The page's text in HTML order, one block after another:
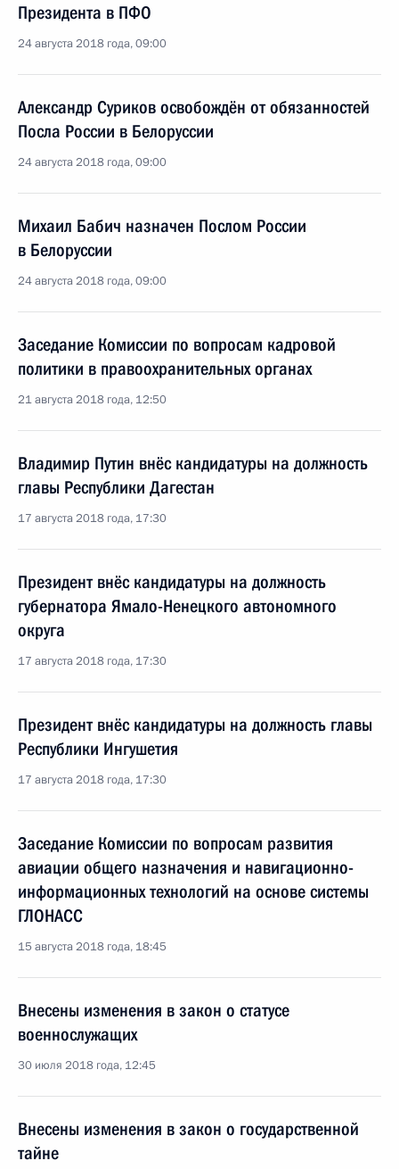
Президента в ПФО
24 августа 2018 года, 09:00
Александр Суриков освобождён от обязанностей
Посла России в Белоруссии
24 августа 2018 года, 09:00
Михаил Бабич назначен Послом России
в Белоруссии
24 августа 2018 года, 09:00
Заседание Комиссии по вопросам кадровой
политики в правоохранительных органах
21 августа 2018 года, 12:50
Владимир Путин внёс кандидатуры на должность
главы Республики Дагестан
17 августа 2018 года, 17:30
Президент внёс кандидатуры на должность
губернатора Ямало-Ненецкого автономного
округа
17 августа 2018 года, 17:30
Президент внёс кандидатуры на должность главы
Республики Ингушетия
17 августа 2018 года, 17:30
Заседание Комиссии по вопросам развития
авиации общего назначения и навигационно-
информационных технологий на основе системы
ГЛОНАСС
15 августа 2018 года, 18:45
Внесены изменения в закон о статусе
военнослужащих
30 июля 2018 года, 12:45
Внесены изменения в закон о государственной
тайне